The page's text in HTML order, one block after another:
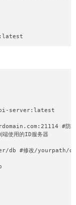
server:latest
#防跨
使用的ID服务器
#修改/yourpath/db为